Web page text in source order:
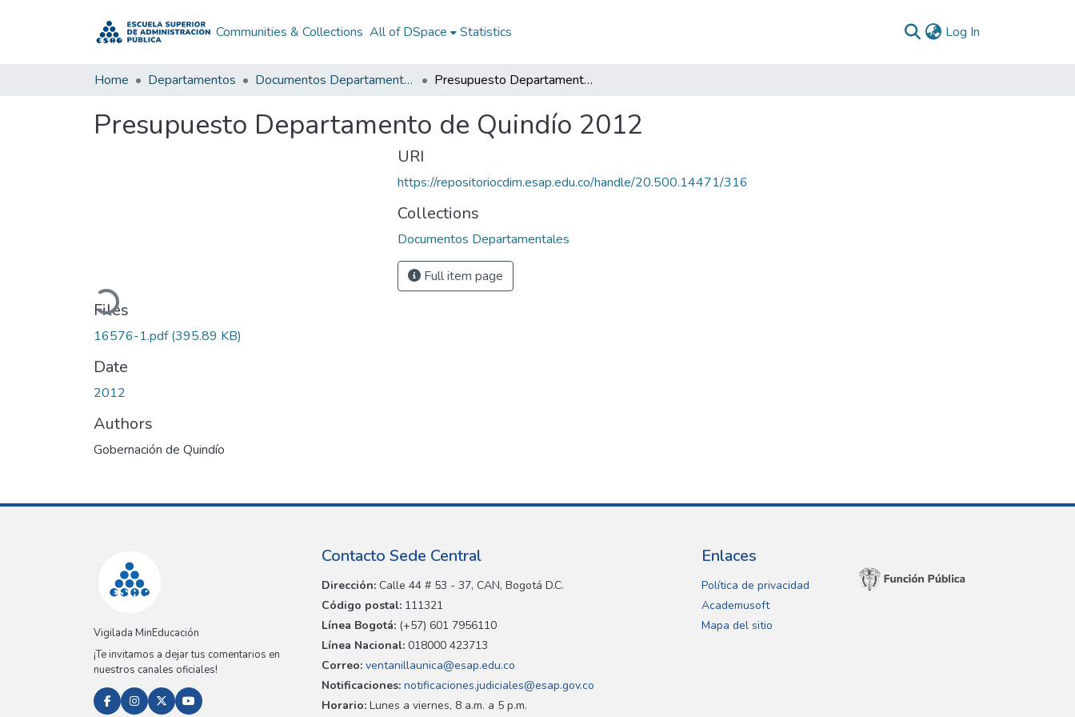
Communities & Collections All of DSpace Statistics Log In
Home Departamentos Documentos Departamentales Presupuesto Departamento de Quindío 2012
Presupuesto Departamento de Quindío 2012
Loading...
Files
16576-1.pdf(395.89 KB)
Date
2012
Authors
Gobernación de Quindío
URI
https://repositoriocdim.esap.edu.co/handle/20.500.14471/316
Collections
Documentos Departamentales
Full item page
Vigilada MinEducación
¡Te invitamos a dejar tus comentarios en
nuestros canales oficiales!
Contacto Sede Central
Dirección: Calle 44 # 53 - 37, CAN, Bogotá D.C.
Código postal: 111321
Línea Bogotá: (+57) 601 7956110
Línea Nacional: 018000 423713
Correo: ventanillaunica@esap.edu.co
Notificaciones: notificaciones.judiciales@esap.gov.co
Horario: Lunes a viernes, 8 a.m. a 5 p.m.
Enlaces
Política de privacidad
Academusoft
Mapa del sitio